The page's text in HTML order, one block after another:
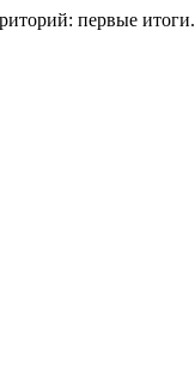
первые итоги.